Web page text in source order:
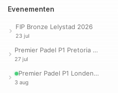
Evenementen
FIP Bronze Lelystad 2026
23 jul
Premier Padel P1 Pretoria 2026
27 jul
Premier Padel P1 Londen 2026
3 aug